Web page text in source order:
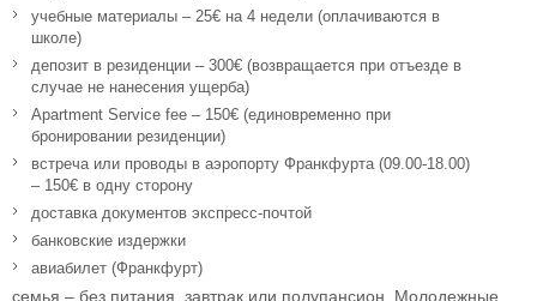
учебные материалы – 25€ на 4 недели (оплачиваются в
школе)
депозит в резиденции – 300€ (возвращается при отъезде в
случае не нанесения ущерба)
Apartment Service fee – 150€ (единовременно при
бронировании резиденции)
встреча или проводы в аэропорту Франкфурта (09.00-18.00)
– 150€ в одну сторону
доставка документов экспресс-почтой
банковские издержки
авиабилет (Франкфурт)
семья – без питания, завтрак или полупансион. Молодежные